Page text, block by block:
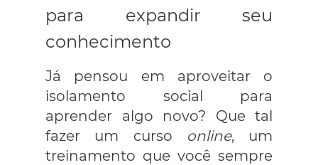
para expandir seu
conhecimento
Já pensou em aproveitar o
isolamento social para
aprender algo novo? Que tal
fazer um curso online, um
treinamento que você sempre